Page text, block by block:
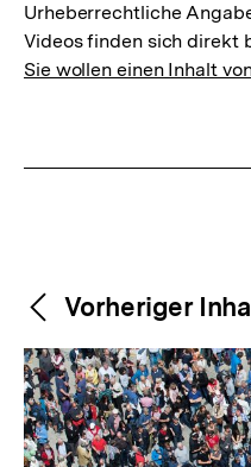
Urheberrechtliche
Videos finden sich direkt
Sie wollen einen Inhalt
Weitere
Inhalte
Content-
Navigation
Vorheriger